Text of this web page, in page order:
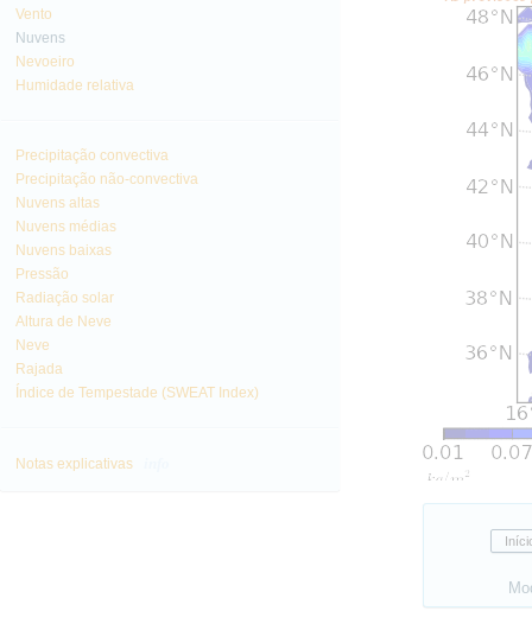
Vento
Nuvens
Nevoeiro
Humidade relativa
Precipitação convectiva
Precipitação não-convectiva
Nuvens altas
Nuvens médias
Nuvens baixas
Pressão
Radiação solar
Altura de Neve
Neve
Rajada
Índice de Tempestade (SWEAT Index)
Notas explicativas